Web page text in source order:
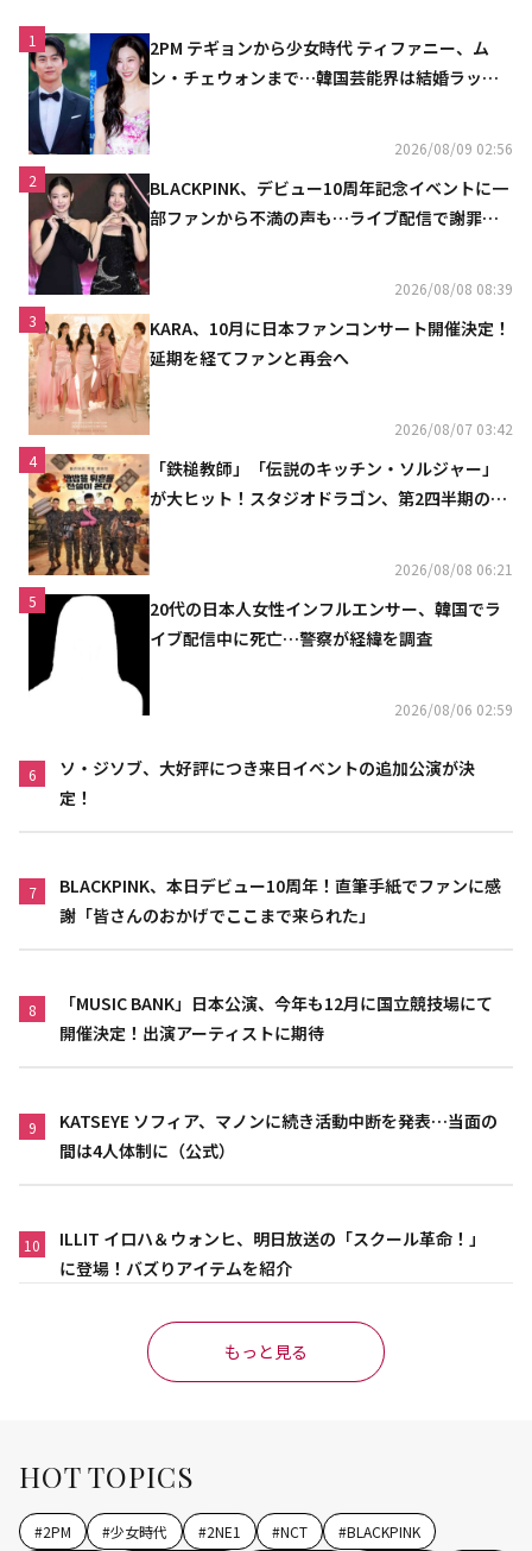
1
2PM テギョンから少女時代 ティファニー、ム
ン・チェウォンまで…韓国芸能界は結婚ラッシ
2026/08/09 02:56
2
BLACKPINK、デビュー10周年記念イベントに一
部ファンから不満の声も…ライブ配信で謝罪
2026/08/08 08:39
3
KARA、10月に日本ファンコンサート開催決定！
延期を経てファンと再会へ
2026/08/07 03:42
4
「鉄槌教師」「伝説のキッチン・ソルジャー」
が大ヒット！スタジオドラゴン、第2四半期の売
2026/08/08 06:21
5
20代の日本人女性インフルエンサー、韓国でラ
イブ配信中に死亡…警察が経緯を調査
2026/08/06 02:59
6
ソ・ジソブ、大好評につき来日イベントの追加公演が決
定！
7
BLACKPINK、本日デビュー10周年！直筆手紙でファンに感
謝「皆さんのおかげでここまで来られた」
8
「MUSIC BANK」日本公演、今年も12月に国立競技場にて
開催決定！出演アーティストに期待
9
KATSEYE ソフィア、マノンに続き活動中断を発表…当面の
間は4人体制に（公式）
10
ILLIT イロハ＆ウォンヒ、明日放送の「スクール革命！」
に登場！バズりアイテムを紹介
もっと見る
HOT TOPICS
#2PM #少女時代 #2NE1 #NCT #BLACKPINK